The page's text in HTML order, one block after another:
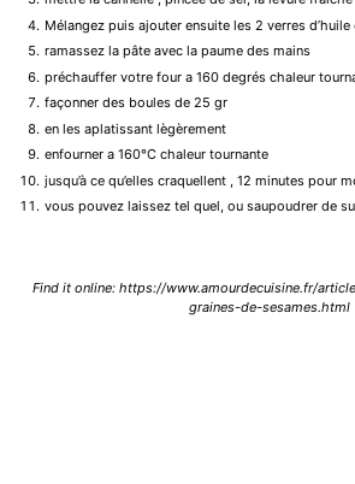
Mélangez puis ajouter ensuite les 2 verres
ramassez la pâte avec la paume des mains
préchauffer votre four a 160 degrés chaleur
façonner des boules de 25 gr
en les aplatissant lègèrement
enfourner a 160°C chaleur tournante
jusqu’à ce qu’elles craquellent , 12 minutes pour
vous pouvez laissez tel quel, ou saupoudrer de
Find it online: https://www.amourdecuisine.fr/
graines-de-sesames.html